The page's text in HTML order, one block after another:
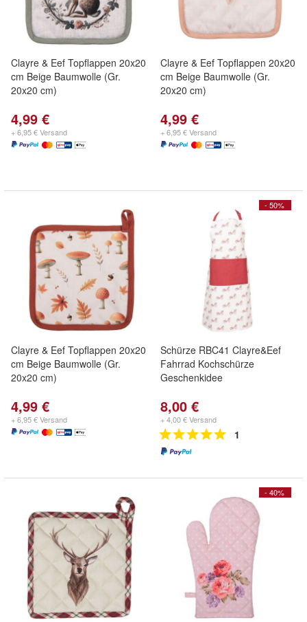
Clayre & Eef Topflappen 20x20
cm Beige Baumwolle (Gr.
20x20 cm)
4,99 €
+ 6,95 € Versand
Clayre & Eef Topflappen 20x20
cm Beige Baumwolle (Gr.
20x20 cm)
4,99 €
+ 6,95 € Versand
Clayre & Eef Topflappen 20x20
cm Beige Baumwolle (Gr.
20x20 cm)
4,99 €
+ 6,95 € Versand
- 50%
Schürze RBC41 Clayre&Eef
Fahrrad Kochschürze
Geschenkidee
8,00 €
+ 4,00 € Versand
1
- 40%